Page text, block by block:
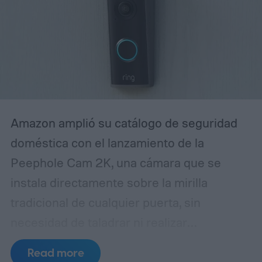
tu familia— es clave para evitar
frustraciones y lograr que la bocina
realmente responda como un miembro
Amazon amplió su catálogo de seguridad
doméstica con el lanzamiento de la
Peephole Cam 2K, una cámara que se
instala directamente sobre la mirilla
modificaciones estructurales. El dispositivo
Read more